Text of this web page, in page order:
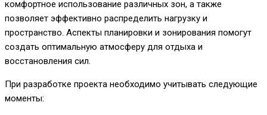
комфортное использование различных зон, а также
позволяет эффективно распределить нагрузку и
пространство. Аспекты планировки и зонирования помогут
создать оптимальную атмосферу для отдыха и
восстановления сил.
При разработке проекта необходимо учитывать следующие
моменты: